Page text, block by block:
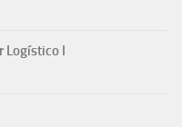
Logístico I